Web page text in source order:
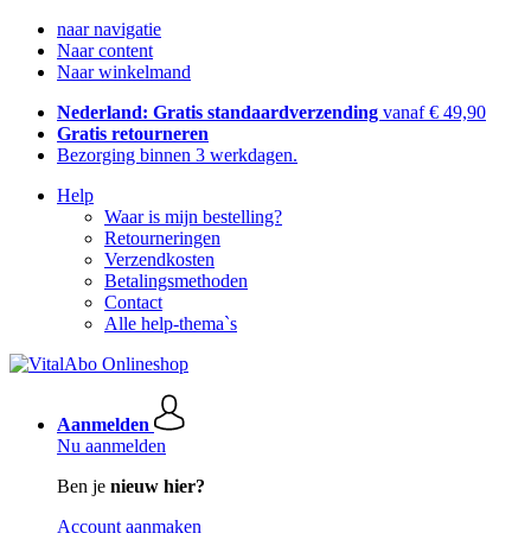
naar navigatie
Naar content
Naar winkelmand
Nederland: Gratis standaardverzending vanaf € 49,90
Gratis retourneren
Bezorging binnen 3 werkdagen.
Help
Waar is mijn bestelling?
Retourneringen
Verzendkosten
Betalingsmethoden
Contact
Alle help-thema`s
Aanmelden
Nu aanmelden
Ben je nieuw hier?
Account aanmaken